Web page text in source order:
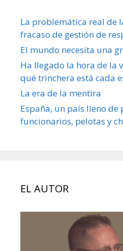
La problemática real de
fracaso de gestión de
El mundo necesita una
Ha llegado la hora de la
qué trinchera está cada
La era de la mentira
España, un país lleno de
funcionarios, pelotas y
EL AUTOR